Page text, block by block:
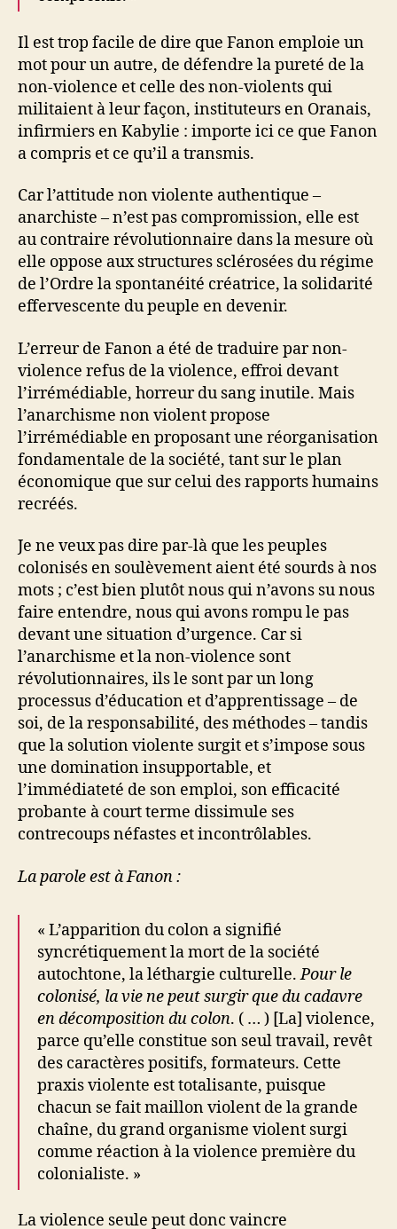
Il est trop facile de dire que Fanon emploie un
mot pour un autre, de défendre la pureté de la
non-violence et celle des non-violents qui
militaient à leur façon, instituteurs en Oranais,
infirmiers en Kabylie : importe ici ce que Fanon
a compris et ce qu’il a transmis.
Car l’attitude non violente authentique –
anarchiste – n’est pas compromission, elle est
au contraire révolutionnaire dans la mesure où
elle oppose aux structures sclérosées du régime
de l’Ordre la spontanéité créatrice, la solidarité
effervescente du peuple en devenir.
L’erreur de Fanon a été de traduire par non-
violence refus de la violence, effroi devant
l’irrémédiable, horreur du sang inutile. Mais
l’anarchisme non violent propose
l’irrémédiable en proposant une réorganisation
fondamentale de la société, tant sur le plan
économique que sur celui des rapports humains
recréés.
Je ne veux pas dire par-là que les peuples
colonisés en soulèvement aient été sourds à nos
mots ; c’est bien plutôt nous qui n’avons su nous
faire entendre, nous qui avons rompu le pas
devant une situation d’urgence. Car si
l’anarchisme et la non-violence sont
révolutionnaires, ils le sont par un long
processus d’éducation et d’apprentissage – de
soi, de la responsabilité, des méthodes – tandis
que la solution violente surgit et s’impose sous
une domination insupportable, et
l’immédiateté de son emploi, son efficacité
probante à court terme dissimule ses
contrecoups néfastes et incontrôlables.
La parole est à Fanon :
« L’apparition du colon a signifié
syncrétiquement la mort de la société
autochtone, la léthargie culturelle.Pour le
colonisé, la vie ne peut surgir que du cadavre
en décomposition du colon. ( … ) [La] violence,
parce qu’elle constitue son seul travail, revêt
des caractères positifs, formateurs. Cette
praxis violente est totalisante, puisque
chacun se fait maillon violent de la grande
chaîne, du grand organisme violent surgi
comme réaction à la violence première du
colonialiste. »
La violence seule peut donc vaincre